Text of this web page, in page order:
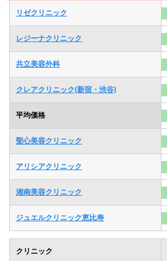
リゼクリニック
レジーナクリニック
共立美容外科
クレアクリニック(新宿・渋谷)
平均価格
聖心美容クリニック
アリシアクリニック
湘南美容クリニック
ジュエルクリニック恵比寿
クリニック